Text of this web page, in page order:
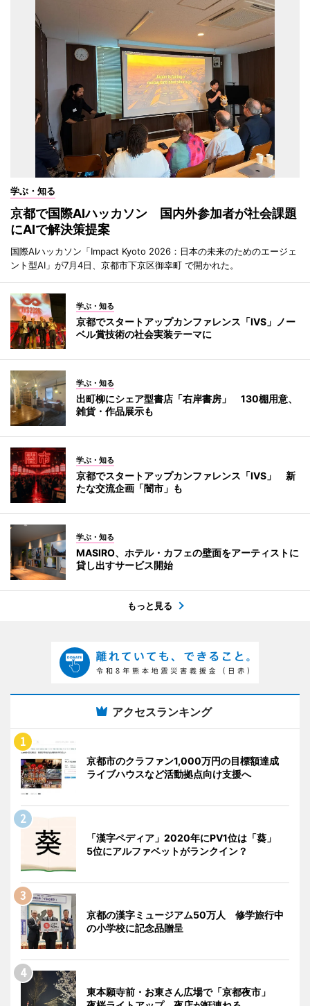
学ぶ・知る
京都で国際AIハッカソン 国内外参加者が社会課題
にAIで解決策提案
国際AIハッカソン「Impact Kyoto 2026：日本の未来のためのエージェ
ント型AI」が7月4日、京都市下京区御幸町 で開かれた。
学ぶ・知る
京都でスタートアップカンファレンス「IVS」ノー
ベル賞技術の社会実装テーマに
学ぶ・知る
出町柳にシェア型書店「右岸書房」 130棚用意、
雑貨・作品展示も
学ぶ・知る
京都でスタートアップカンファレンス「IVS」 新
たな交流企画「闇市」も
学ぶ・知る
MASIRO、ホテル・カフェの壁面をアーティストに
貸し出すサービス開始
もっと見る
アクセスランキング
京都市のクラファン1,000万円の目標額達成
ライブハウスなど活動拠点向け支援へ
「漢字ペディア」2020年にPV1位は「葵」
5位にアルファベットがランクイン？
京都の漢字ミュージアム50万人 修学旅行中
の小学校に記念品贈呈
東本願寺前・お東さん広場で「京都夜市」